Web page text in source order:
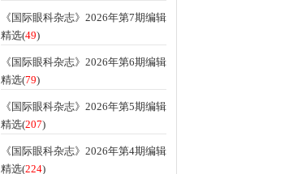
《国际眼科杂志》2026年第7期编辑
精选(49)
《国际眼科杂志》2026年第6期编辑
精选(79)
《国际眼科杂志》2026年第5期编辑
精选(207)
《国际眼科杂志》2026年第4期编辑
精选(224)